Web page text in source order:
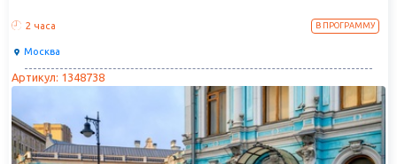
2 часа В ПРОГРАММУ
Москва
Артикул: 1348738